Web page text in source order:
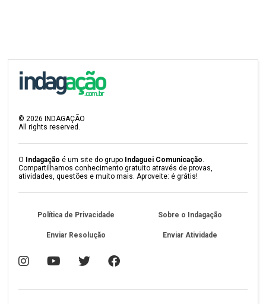
©2026 INDAGAÇÃO
All rights reserved.
O Indagação é um site do grupo Indaguei Comunicação.
Compartilhamos conhecimento gratuito através de provas,
atividades, questões e muito mais. Aproveite: é grátis!
Política de Privacidade Sobre o Indagação
Enviar Resolução Enviar Atividade